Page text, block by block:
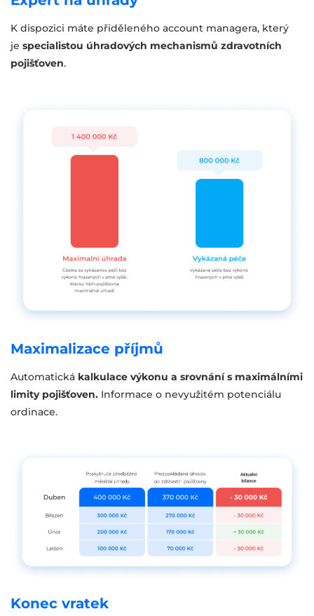
K dispozici máte přiděleného account managera, který
je specialistou úhradových mechanismů zdravotních
pojišťoven.
Maximalizace příjmů
Automatická kalkulace výkonu a srovnání s maximálními
limity pojišťoven. Informace o nevyužitém potenciálu
ordinace.
Konec vratek